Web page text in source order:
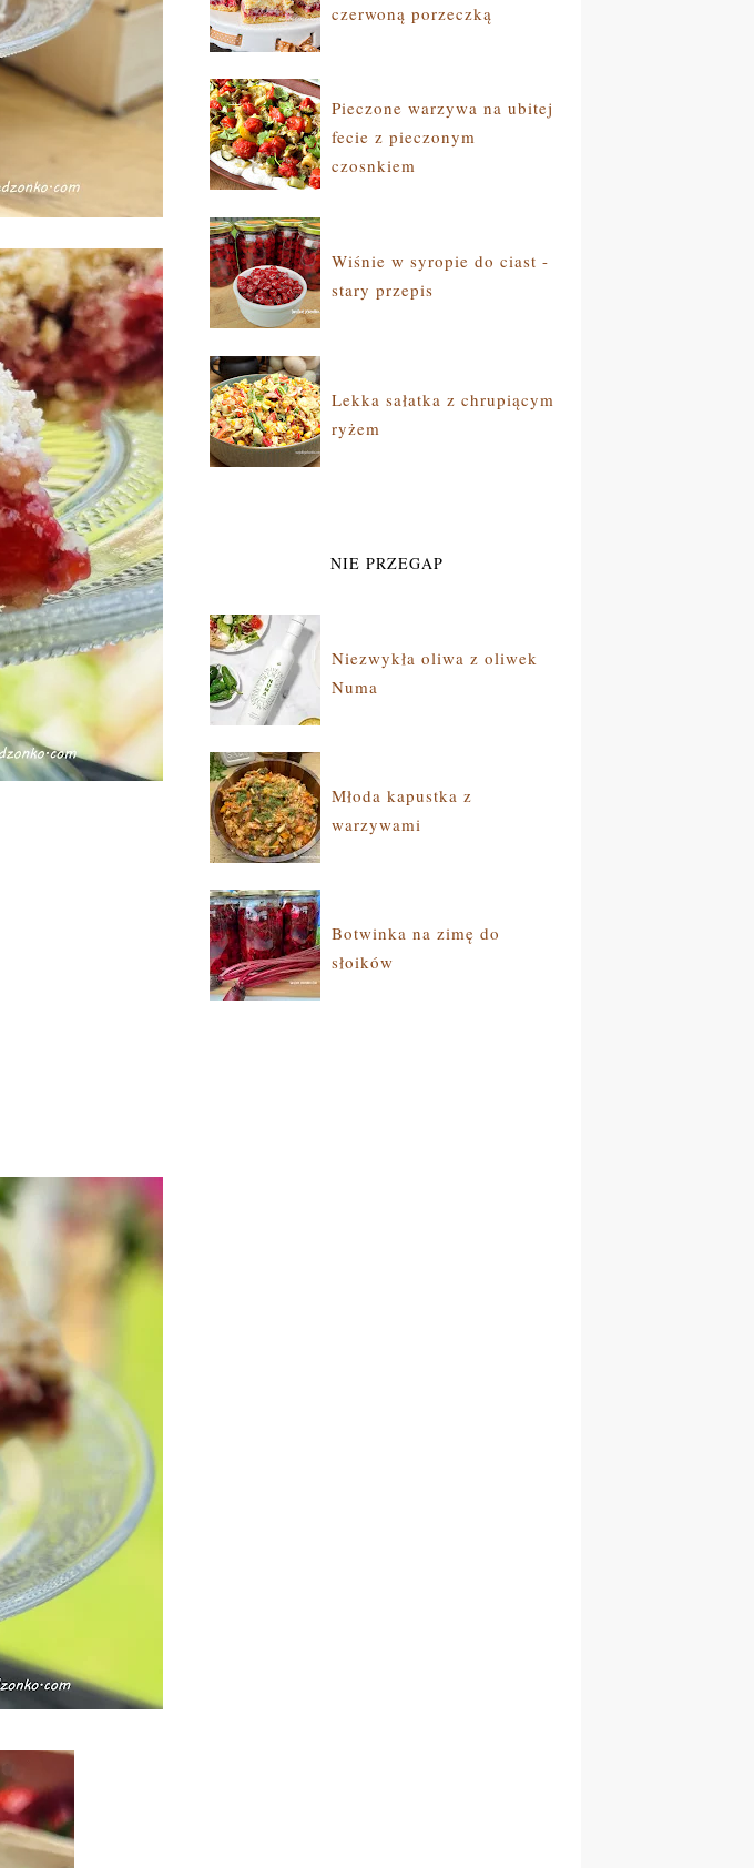
czerwoną porzeczką
Pieczone warzywa na ubitej
fecie z pieczonym
czosnkiem
Wiśnie w syropie do ciast -
stary przepis
Lekka sałatka z chrupiącym
ryżem
NIE PRZEGAP
Niezwykła oliwa z oliwek
Numa
Młoda kapustka z
warzywami
Botwinka na zimę do
słoików